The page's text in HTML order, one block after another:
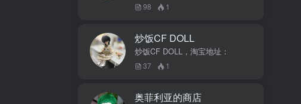
98 1
炒饭CF DOLL
炒饭CF DOLL，淘宝地址：
37 1
奥菲利亚的商店